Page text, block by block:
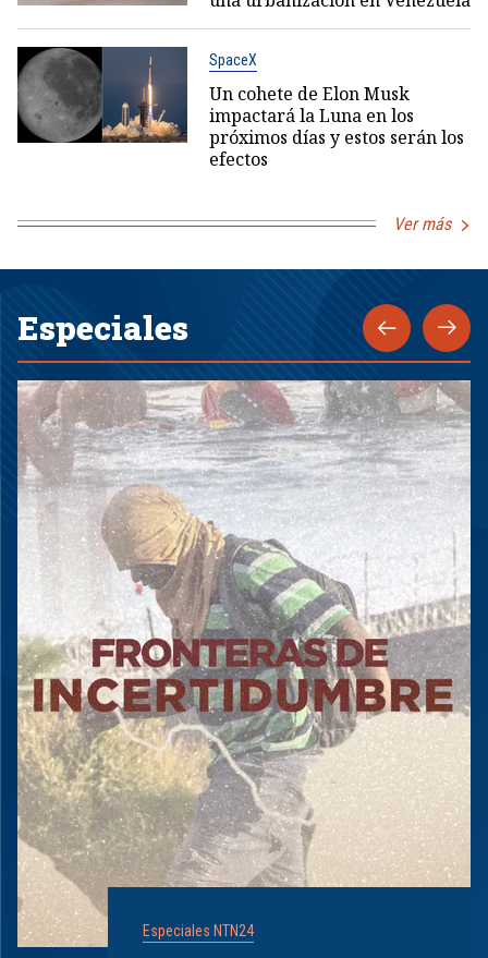
SpaceX
Un cohete de Elon Musk
impactará la Luna en los
próximos días y estos serán los
efectos
Ver más
Especiales
Especiales NTN24